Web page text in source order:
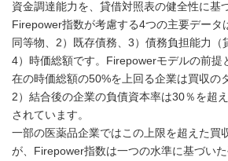
資金調達能力を、貸借対照表の健全性に基
Firepower指数が考慮する4つの主要データ
同等物、2）既存債務、3）債務負担能力（
4）時価総額です。Firepowerモデルの前提
在の時価総額の50%を上回る企業は買収の
2）結合後の企業の負債資本率は30％を超
されています。
一部の医薬品企業ではこの上限を超えた買
が、Firepower指数は一つの水準に基づい